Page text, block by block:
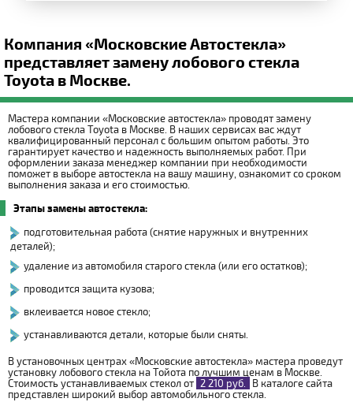
Компания «Московские Автостекла»
представляет замену лобового стекла
Toyota в Москве.
Мастера компании «Московские автостекла» проводят замену
лобового стекла Toyota в Москве. В наших сервисах вас ждут
квалифицированный персонал с большим опытом работы. Это
гарантирует качество и надежность выполняемых работ. При
оформлении заказа менеджер компании при необходимости
поможет в выборе автостекла на вашу машину, ознакомит со сроком
выполнения заказа и его стоимостью.
Этапы замены автостекла:
подготовительная работа (снятие наружных и внутренних
деталей);
удаление из автомобиля старого стекла (или его остатков);
проводится защита кузова;
вклеивается новое стекло;
устанавливаются детали, которые были сняты.
В установочных центрах «Московские автостекла» мастера проведут
установку лобового стекла на Тойота по лучшим ценам в Москве.
Стоимость устанавливаемых стекол от 2 210 руб.
В каталоге сайта
представлен широкий выбор автомобильного стекла.